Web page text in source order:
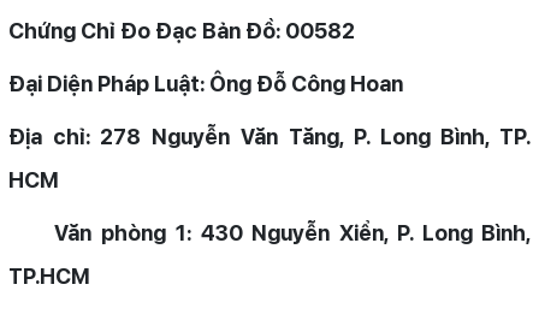
Chứng Chỉ Đo Đạc Bản Đồ: 00582
Đại Diện Pháp Luật: Ông Đỗ Công Hoan
Địa chỉ: 278 Nguyễn Văn Tăng, P. Long Bình, TP.
HCM
Văn phòng 1: 430 Nguyễn Xiển, P. Long Bình,
TP.HCM